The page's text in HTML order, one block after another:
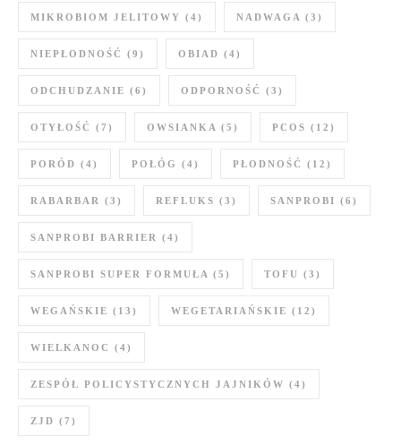
MIKROBIOM JELITOWY (4) NADWAGA (3)
NIEPŁODNOŚĆ (9) OBIAD (4)
ODCHUDZANIE (6) ODPORNOŚĆ (3)
OTYŁOŚĆ (7) OWSIANKA (5) PCOS (12)
PORÓD (4) POŁÓG (4) PŁODNOŚĆ (12)
RABARBAR (3) REFLUKS (3) SANPROBI (6)
SANPROBI BARRIER (4)
SANPROBI SUPER FORMUŁA (5) TOFU (3)
WEGAŃSKIE (13) WEGETARIAŃSKIE (12)
WIELKANOC (4)
ZESPÓŁ POLICYSTYCZNYCH JAJNIKÓW (4)
ZJD (7)